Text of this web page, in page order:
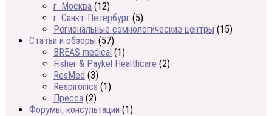
г. Москва (12)
г. Санкт-Петербург (5)
Региональные сомнологические центры (15)
Статьи и обзоры (57)
BREAS medical (1)
Fisher & Paykel Healthcare (2)
ResMed (3)
Respironics (1)
Пресса (2)
Форумы, консультации (1)